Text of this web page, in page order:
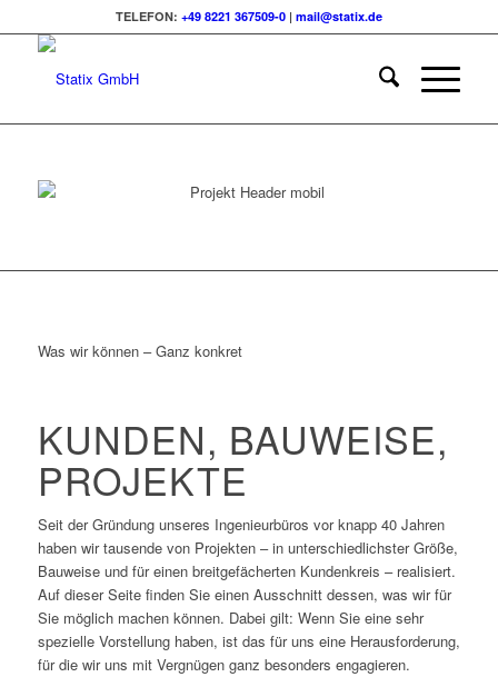
TELEFON: +49 8221 367509-0| mail@statix.de
Was wir können – Ganz konkret
KUNDEN, BAUWEISE,
PROJEKTE
Seit der Gründung unseres Ingenieurbüros vor knapp 40 Jahren
haben wir tausende von Projekten – in unterschiedlichster Größe,
Bauweise und für einen breitgefächerten Kundenkreis – realisiert.
Auf dieser Seite finden Sie einen Ausschnitt dessen, was wir für
Sie möglich machen können. Dabei gilt: Wenn Sie eine sehr
spezielle Vorstellung haben, ist das für uns eine Herausforderung,
für die wir uns mit Vergnügen ganz besonders engagieren.